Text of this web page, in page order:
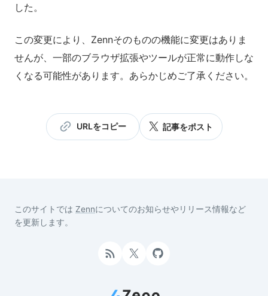
した。
この変更により、Zennそのものの機能に変更はありま
せんが、一部のブラウザ拡張やツールが正常に動作しな
くなる可能性があります。あらかじめご了承ください。
URLをコピー 記事をポスト
このサイトでは Zennについてのお知らせやリリース情報など
を更新します。